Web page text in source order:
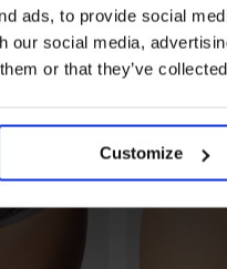
ads, to provide social
our social media,
or that they’ve
Customize